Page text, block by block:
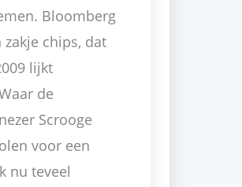
Bloomberg
chips, dat
lijkt
de
Scrooge
voor een
nu teveel